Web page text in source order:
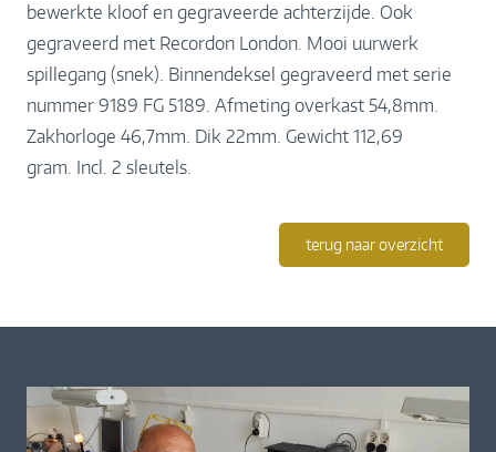
bewerkte kloof en gegraveerde achterzijde. Ook
gegraveerd met Recordon London. Mooi uurwerk
spillegang (snek). Binnendeksel gegraveerd met serie
nummer 9189 FG 5189. Afmeting overkast 54,8mm.
Zakhorloge 46,7mm. Dik 22mm. Gewicht 112,69
gram. Incl. 2 sleutels.
terug naar overzicht